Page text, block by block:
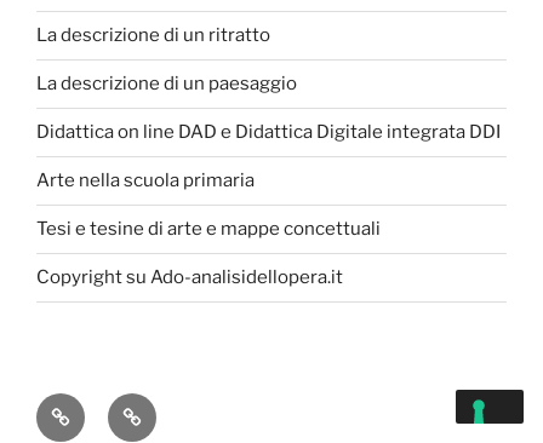
La descrizione di un ritratto
La descrizione di un paesaggio
Didattica on line DAD e Didattica Digitale integrata DDI
Arte nella scuola primaria
Tesi e tesine di arte e mappe concettuali
Copyright su Ado-analisidellopera.it
Privacy
Policy
Cookie
Poicy